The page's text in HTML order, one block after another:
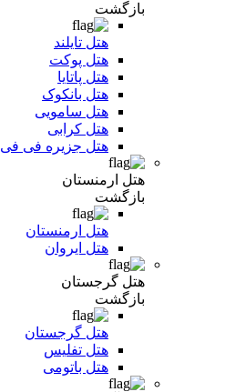
بازگشت
هتل تایلند
هتل پوکت
هتل پاتایا
هتل بانکوک
هتل سامویی
هتل کرابی
هتل جزیره فی فی
هتل ارمنستان
بازگشت
هتل ارمنستان
هتل ایروان
هتل گرجستان
بازگشت
هتل گرجستان
هتل تفلیس
هتل باتومی